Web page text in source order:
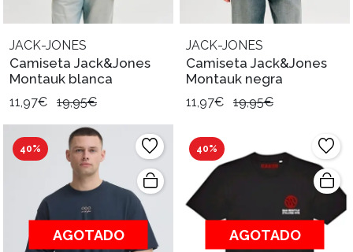
JACK-JONES
Camiseta Jack&Jones
Montauk blanca
11,97€ 19,95€
JACK-JONES
Camiseta Jack&Jones
Montauk negra
11,97€ 19,95€
40%
AGOTADO
40%
AGOTADO